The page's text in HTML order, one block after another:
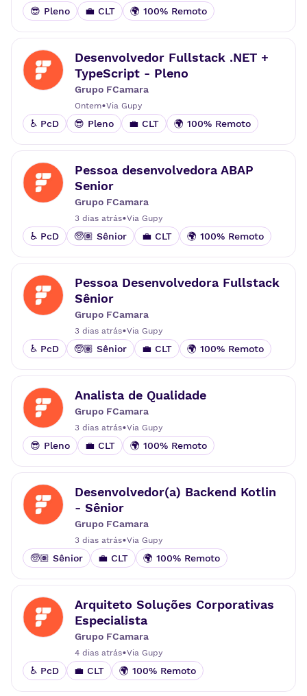
😎 Pleno 💼 CLT 🌍 100% Remoto
Desenvolvedor Fullstack .NET +
TypeScript - Pleno
Grupo FCamara
Ontem•Via Gupy
♿ PcD 😎 Pleno 💼 CLT 🌍 100% Remoto
Pessoa desenvolvedora ABAP
Senior
Grupo FCamara
3 dias atrás•Via Gupy
♿ PcD 🧓🏽 Sênior 💼 CLT 🌍 100% Remoto
Pessoa Desenvolvedora Fullstack
Sênior
Grupo FCamara
3 dias atrás•Via Gupy
♿ PcD 🧓🏽 Sênior 💼 CLT 🌍 100% Remoto
Analista de Qualidade
Grupo FCamara
3 dias atrás•Via Gupy
😎 Pleno 💼 CLT 🌍 100% Remoto
Desenvolvedor(a) Backend Kotlin
- Sênior
Grupo FCamara
3 dias atrás•Via Gupy
🧓🏽 Sênior 💼 CLT 🌍 100% Remoto
Arquiteto Soluções Corporativas
Especialista
Grupo FCamara
4 dias atrás•Via Gupy
♿ PcD 💼 CLT 🌍 100% Remoto